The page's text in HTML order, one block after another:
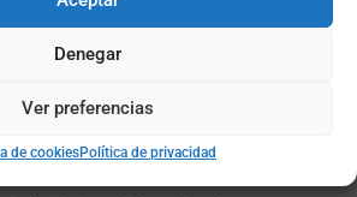
Denegar
Ver preferencias
de cookiesPolítica de privacidad